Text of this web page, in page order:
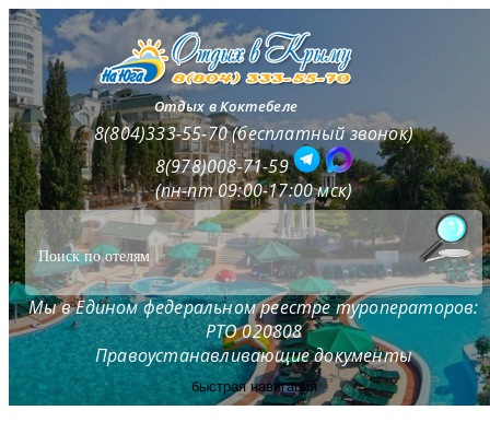
Отдых в Коктебеле
8(804)333-55-70 (бесплатный звонок)
8(978)008-71-59
(пн-пт 09:00-17:00 мск)
Мы в Едином федеральном реестре туроператоров:
РТО 020808
Правоустанавливающие документы
быстрая навигация